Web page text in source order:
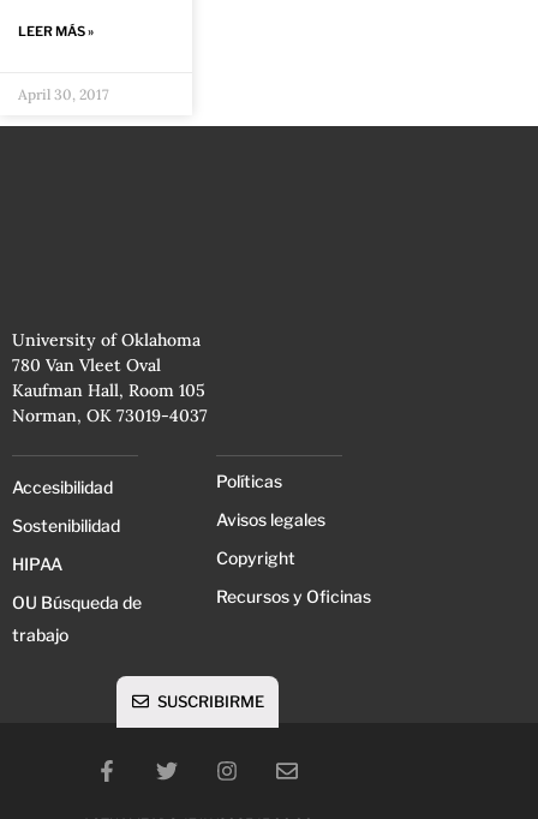
LEER MÁS »
April 30, 2017
University of Oklahoma
780 Van Vleet Oval
Kaufman Hall, Room 105
Norman, OK 73019-4037
Accesibilidad
Sostenibilidad
HIPAA
OU Búsqueda de
trabajo
Políticas
Avisos legales
Copyright
Recursos y Oficinas
SUSCRIBIRME